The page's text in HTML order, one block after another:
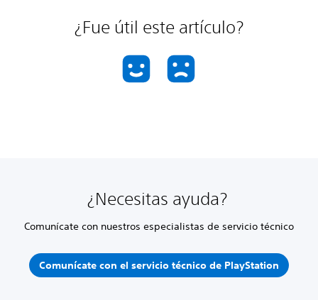
¿Fue útil este artículo?
¿Necesitas ayuda?
Comunícate con nuestros especialistas de servicio técnico
Comunícate con el servicio técnico de PlayStation